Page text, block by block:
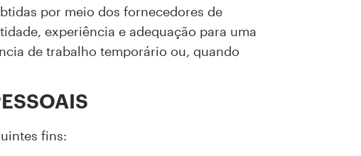
por meio dos fornecedores de
experiência e adequação para uma
de trabalho temporário ou, quando
fins: